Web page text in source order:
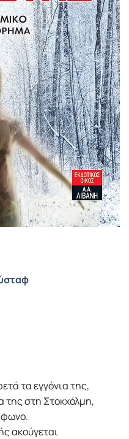
τα εγγόνια της,
της στη Στοκχόλµη,
ακούγεται